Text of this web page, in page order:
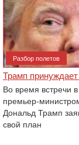
Разбор полетов
Трамп
Во время встречи
премьер-
Дональд Трамп
свой план